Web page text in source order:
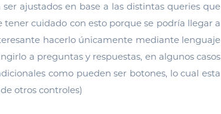
ser ajustados en base a las distintas queries que
cuidado con esto porque se podría llegar a
hacerlo únicamente mediante lenguaje
a preguntas y respuestas, en algunos casos
como pueden ser botones, lo cual esta
otros controles)